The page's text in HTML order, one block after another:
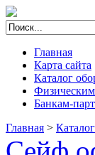
Главная
Карта сайта
Каталог
Банкам-
Главная >